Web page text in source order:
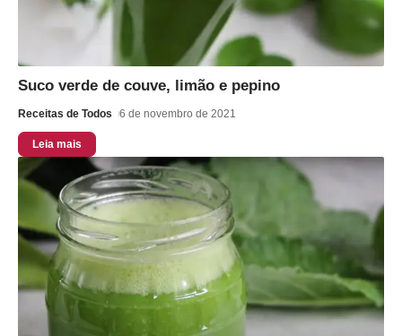
Suco verde de couve, limão e pepino
Receitas de Todos 6 de novembro de 2021
Leia mais